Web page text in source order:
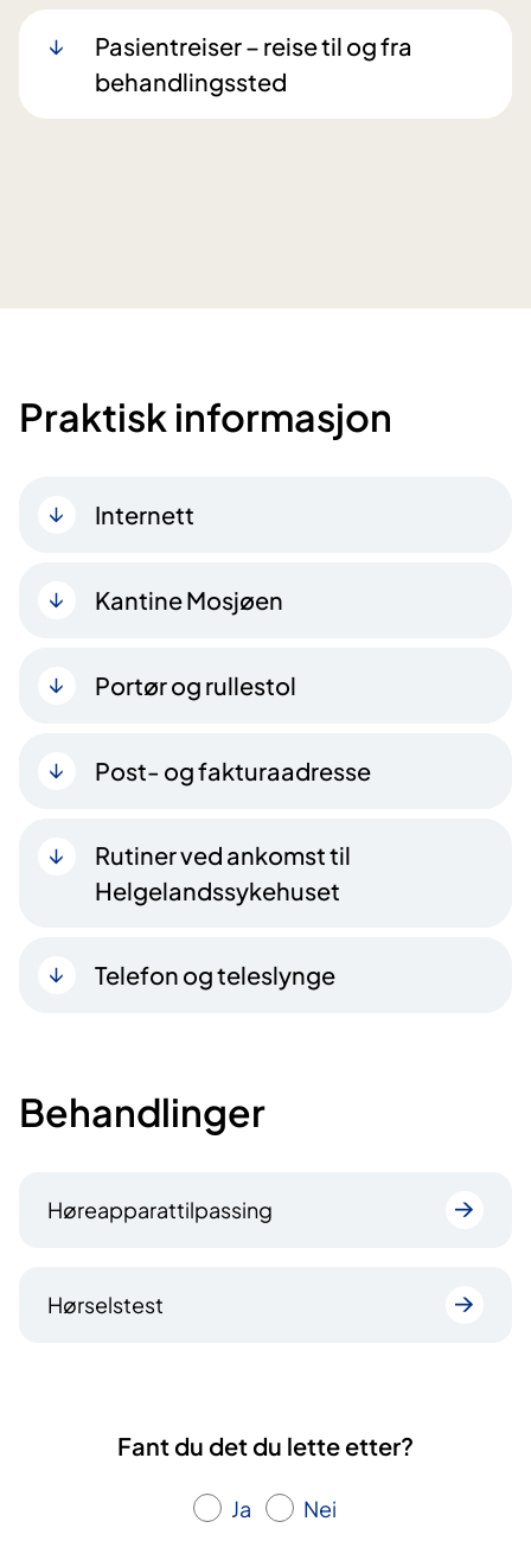
​Pasientreiser – reise til og fra
behandlingssted
Praktisk informasjon
Internett
Kantine Mosjøen
Portør og rullestol
Post- og fakturaadresse
Rutiner ved ankomst til
Helgelandssykehuset
Telefon og teleslynge
Behandlinger
Høreapparattilpassing
Hørselstest
Fant du det du lette etter?
Ja Nei